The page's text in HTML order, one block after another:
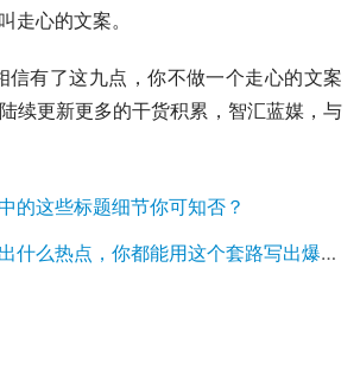
走心的文案。
续更新更多的干货积累，智汇蓝媒，与
的这些标题细节你可知否？
么热点，你都能用这个套路写出爆款的软文